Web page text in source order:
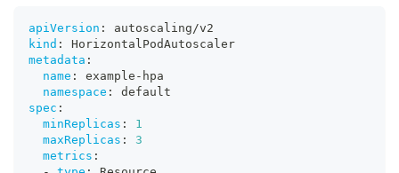
apiVersion :
autoscaling/v2
kind :
HorizontalPodAutoscaler
metadata :
name : example - hpa
namespace :
default
spec :
minReplicas :
1
maxReplicas :
3
metrics :